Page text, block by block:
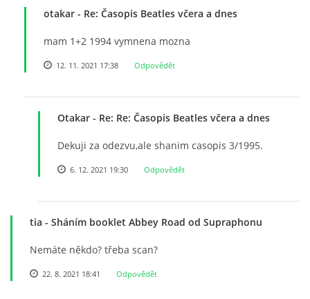
KONCERTY 1957 - 1964
FOTO - JAK ŠEL ČAS
VIDEA
JMENNÝ SLOVNÍK
otakar - Re: Časopis Beatles včera a dnes
mam 1+2 1994 vymnena mozna
12. 11. 2021 17:38 Odpovědět
Otakar - Re: Re: Časopis Beatles včera a dnes
Dekuji za odezvu,ale shanim casopis 3/1995.
6. 12. 2021 19:30 Odpovědět
tia - Sháním booklet Abbey Road od Supraphonu
Nemáte někdo? třeba scan?
22. 8. 2021 18:41 Odpovědět